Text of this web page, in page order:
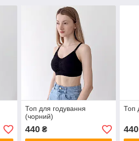
Топ для годування
(чорний)
440₴
Топ
440